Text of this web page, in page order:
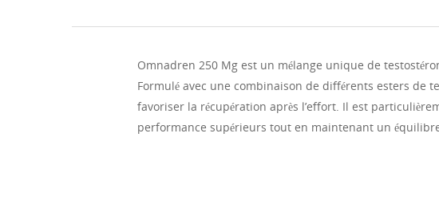
Omnadren 250 Mg est un mélange unique de
Formulé avec une combinaison de différents esters de
favoriser la récupération après l’effort. Il est
performance supérieurs tout en maintenant un